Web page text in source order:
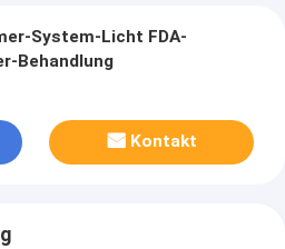
System-Licht FDA-
Behandlung
Kontakt